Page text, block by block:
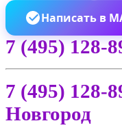
Написать в
7 (495) 128-
7 (495) 128-
Новгород